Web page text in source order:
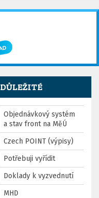
DŮLEŽITÉ
Objednávkový systém
a stav front na MěÚ
Czech POINT (výpisy)
Potřebuji vyřídit
Doklady k vyzvednutí
MHD